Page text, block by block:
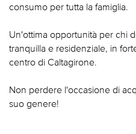
consumo per tutta la famiglia.
Un'ottima opportunità per chi
tranquilla e residenziale, in
centro di Caltagirone.
Non perdere l'occasione di
suo genere!